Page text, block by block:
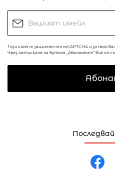
Този сайт е защитен от reCAPTCHA и за него
Чрез натискане на бутона „Абонамент“ вие се